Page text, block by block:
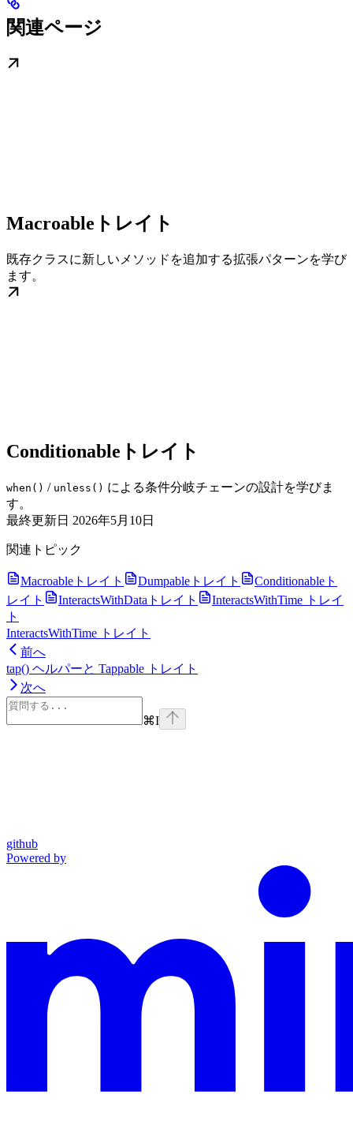
関連ページ
Macroableトレイト
既存クラスに新しいメソッドを追加する拡張パターンを学び
ます。
Conditionableトレイト
when() / unless() による条件分岐チェーンの設計を学びま
す。
最終更新日 2026年5月10日
関連トピック
Macroableトレイト Dumpableトレイト
Conditionableト
レイト
InteractsWithDataトレイト
InteractsWithTime トレイ
ト
InteractsWithTime トレイト
前へ
tap() ヘルパーと Tappable トレイト
次へ
⌘I
github
Powered by